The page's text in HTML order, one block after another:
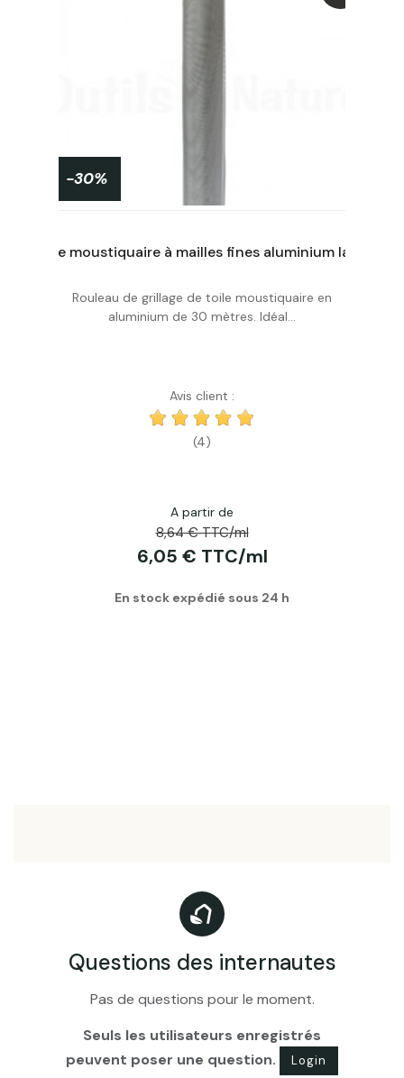
Acheter
-30%
Rouleau de grillage de toile moustiquaire en
aluminium de 30 mètres. Idéal...
Avis client :
(4)
A partir de
8,64 € TTC/ml
6,05 € TTC/ml
En stock expédié sous 24 h
Questions des internautes
Pas de questions pour le moment.
Seuls les utilisateurs enregistrés
peuvent poser une question.
Login